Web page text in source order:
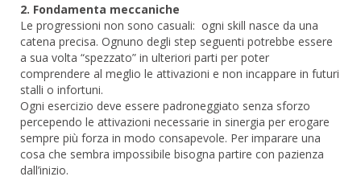
2. Fondamenta meccaniche
Le progressioni non sono casuali: ogni skill nasce da una
catena precisa. Ognuno degli step seguenti potrebbe essere
a sua volta “spezzato” in ulteriori parti per poter
comprendere al meglio le attivazioni e non incappare in futuri
stalli o infortuni.
Ogni esercizio deve essere padroneggiato senza sforzo
percependo le attivazioni necessarie in sinergia per erogare
sempre più forza in modo consapevole. Per imparare una
cosa che sembra impossibile bisogna partire con pazienza
dall’inizio.